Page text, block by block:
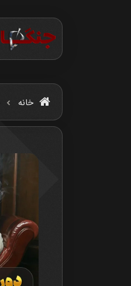
خانه